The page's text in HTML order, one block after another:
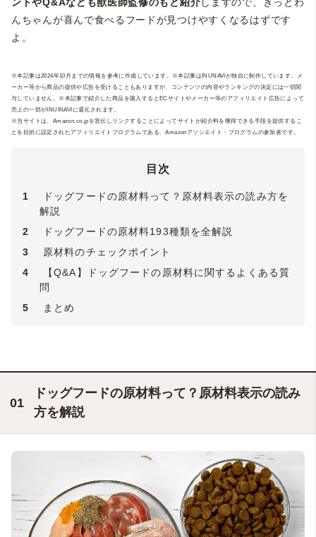
ントやQ&Aなども獣医師監修のもと紹介しますので、きっとわ
んちゃんが喜んで食べるフードが見つけやすくなるはずです
よ。
※本記事は2024年10月までの情報を参考に作成しています。※本記事はINUNAVIが独自に制作しています。メ
ーカー等から商品の提供や広告を受けることもありますが、コンテンツの内容やランキングの決定には一切関
与していません。※本記事で紹介した商品を購入するとECサイトやメーカー等のアフィリエイト広告によって
売上の一部がINUINAVIに還元されます。
※当サイトは、Amazon.co.jpを宣伝しリンクすることによってサイトが紹介料を獲得できる手段を提供するこ
とを目的に設定されたアフィリエイトプログラムである、Amazonアソシエイト・プログラムの参加者です。
目次
1
ドッグフードの原材料って？原材料表示の読み方を
解説
2
ドッグフードの原材料193種類を全解説
3
原材料のチェックポイント
4
【Q&A】ドッグフードの原材料に関するよくある質
問
5
まとめ
ドッグフードの原材料って？原材料表示の読み
方を解説